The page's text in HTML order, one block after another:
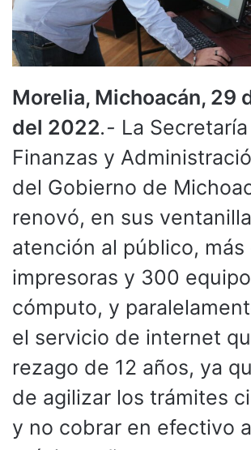
Morelia, Michoacán, 29
del 2022.- La
Finanzas y
del Gobierno de
renovó, en sus
atención al público,
impresoras y 300
cómputo, y
el servicio de internet
rezago de 12 años, ya
de agilizar los trámites
y no cobrar en efectivo